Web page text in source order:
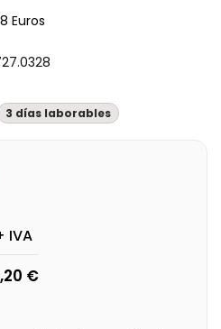
Euros
3 días laborables
IVA
€